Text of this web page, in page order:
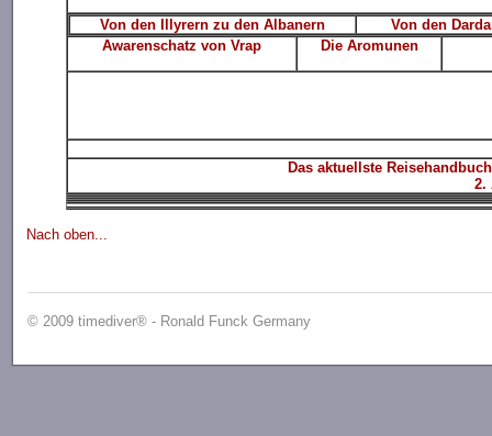
Von den Illyrern zu den Albanern
Von den
Awarenschatz von Vrap
Die Aromunen
Das aktuellste
2.
Nach oben...
© 2009 timediver® - Ronald Funck Germany